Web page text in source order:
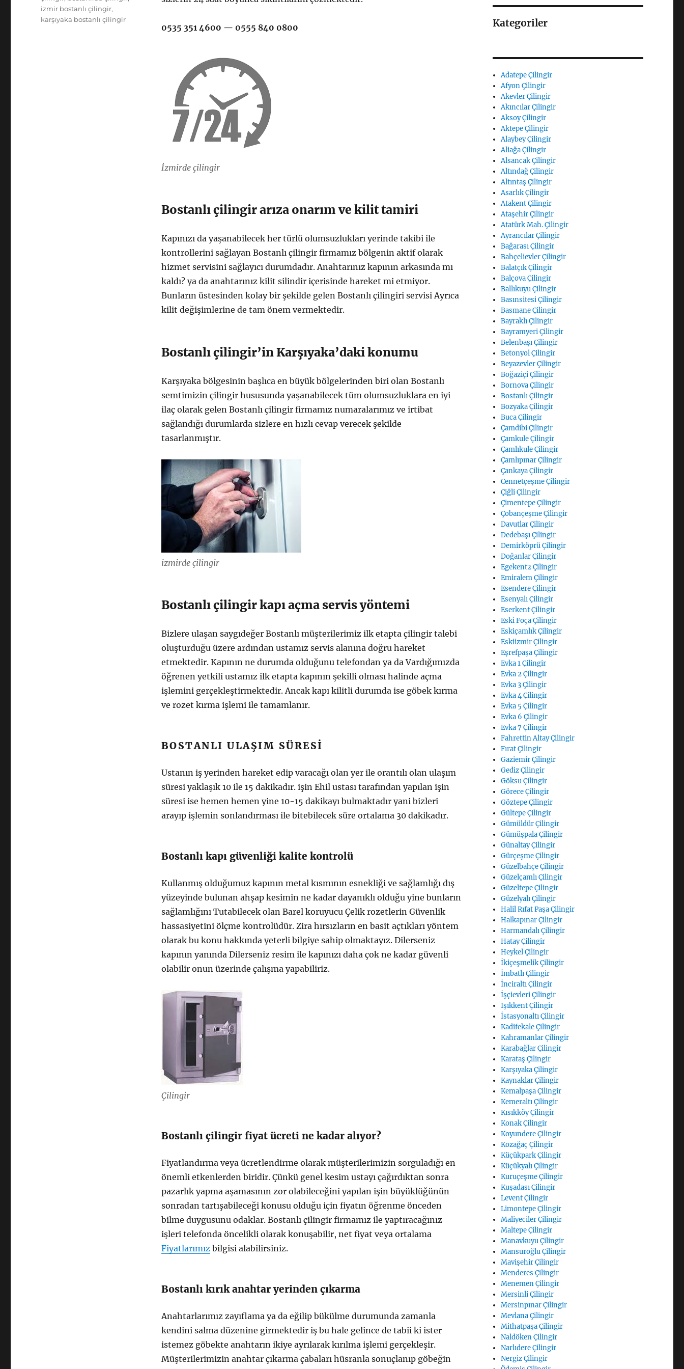
0535 351 4600 — 0555 840 0800
İzmirde çilingir
Bostanlı çilingir arıza onarım ve kilit tamiri
Kapınızı da yaşanabilecek her türlü olumsuzlukları yerinde takibi ile
kontrollerini sağlayan Bostanlı çilingir firmamız bölgenin aktif olarak
hizmet servisini sağlayıcı durumdadır. Anahtarınız kapının arkasında mı
kaldı? ya da anahtarınız kilit silindir içerisinde hareket mi etmiyor.
Bunların üstesinden kolay bir şekilde gelen Bostanlı çilingiri servisi Ayrıca
kilit değişimlerine de tam önem vermektedir.
Bostanlı çilingir’in Karşıyaka’daki konumu
Karşıyaka bölgesinin başlıca en büyük bölgelerinden biri olan Bostanlı
semtimizin çilingir hususunda yaşanabilecek tüm olumsuzluklara en iyi
ilaç olarak gelen Bostanlı çilingir firmamız numaralarımız ve irtibat
sağlandığı durumlarda sizlere en hızlı cevap verecek şekilde
tasarlanmıştır.
izmirde çilingir
Bostanlı çilingir kapı açma servis yöntemi
Bizlere ulaşan saygıdeğer Bostanlı müşterilerimiz ilk etapta çilingir talebi
oluşturduğu üzere ardından ustamız servis alanına doğru hareket
etmektedir. Kapının ne durumda olduğunu telefondan ya da Vardığımızda
öğrenen yetkili ustamız ilk etapta kapının şekilli olması halinde açma
işlemini gerçekleştirmektedir. Ancak kapı kilitli durumda ise göbek kırma
ve rozet kırma işlemi ile tamamlanır.
BOSTANLI ULAŞIM SÜRESI
Ustanın iş yerinden hareket edip varacağı olan yer ile orantılı olan ulaşım
süresi yaklaşık 10 ile 15 dakikadır. işin Ehil ustası tarafından yapılan işin
süresi ise hemen hemen yine 10-15 dakikayı bulmaktadır yani bizleri
arayıp işlemin sonlandırması ile bitebilecek süre ortalama 30 dakikadır.
Bostanlı kapı güvenliği kalite kontrolü
Kullanmış olduğumuz kapının metal kısmının esnekliği ve sağlamlığı dış
yüzeyinde bulunan ahşap kesimin ne kadar dayanıklı olduğu yine bunların
sağlamlığını Tutabilecek olan Barel koruyucu Çelik rozetlerin Güvenlik
hassasiyetini ölçme kontrolüdür. Zira hırsızların en basit açtıkları yöntem
olarak bu konu hakkında yeterli bilgiye sahip olmaktayız. Dilerseniz
kapının yanında Dilerseniz resim ile kapınızı daha çok ne kadar güvenli
olabilir onun üzerinde çalışma yapabiliriz.
Çilingir
Bostanlı çilingir fiyat ücreti ne kadar alıyor?
Fiyatlandırma veya ücretlendirme olarak müşterilerimizin sorguladığı en
önemli etkenlerden biridir. Çünkü genel kesim ustayı çağırdıktan sonra
pazarlık yapma aşamasının zor olabileceğini yapılan işin büyüklüğünün
sonradan tartışabileceği konusu olduğu için fiyatın öğrenme önceden
bilme duygusunu odaklar. Bostanlı çilingir firmamız ile yaptıracağınız
işleri telefonda öncelikli olarak konuşabilir, net fiyat veya ortalama
Fiyatlarımızbilgisi alabilirsiniz.
Bostanlı kırık anahtar yerinden çıkarma
Anahtarlarımız zayıflama ya da eğilip bükülme durumunda zamanla
kendini salma düzenine girmektedir iş bu hale gelince de tabii ki ister
istemez göbekte anahtarın ikiye ayrılarak kırılma işlemi gerçekleşir.
Müşterilerimizin anahtar çıkarma çabaları hüsranla sonuçlanıp göbeğin
izmir bostanlı çilingir,
karşıyaka bostanlı çilingir
Kategoriler
Adatepe Çilingir
Afyon Çilingir
Akevler Çilingir
Akıncılar Çilingir
Aksoy Çilingir
Aktepe Çilingir
Alaybey Çilingir
Aliağa Çilingir
Alsancak Çilingir
Altındağ Çilingir
Altıntaş Çilingir
Asarlık Çilingir
Atakent Çilingir
Ataşehir Çilingir
Atatürk Mah. Çilingir
Ayrancılar Çilingir
Bağarası Çilingir
Bahçelievler Çilingir
Balatçık Çilingir
Balçova Çilingir
Ballıkuyu Çilingir
Basınsitesi Çilingir
Basmane Çilingir
Bayraklı Çilingir
Bayramyeri Çilingir
Belenbaşı Çilingir
Betonyol Çilingir
Beyazevler Çilingir
Boğaziçi Çilingir
Bornova Çilingir
Bostanlı Çilingir
Bozyaka Çilingir
Buca Çilingir
Çamdibi Çilingir
Çamkule Çilingir
Çamlıkule Çilingir
Çamlıpınar Çilingir
Çankaya Çilingir
Cennetçeşme Çilingir
Çiğli Çilingir
Çimentepe Çilingir
Çobançeşme Çilingir
Davutlar Çilingir
Dedebaşı Çilingir
Demirköprü Çilingir
Doğanlar Çilingir
Egekent2 Çilingir
Emiralem Çilingir
Esendere Çilingir
Esenyalı Çilingir
Eserkent Çilingir
Eski Foça Çilingir
Eskiçamlık Çilingir
Eskiizmir Çilingir
Eşrefpaşa Çilingir
Evka 1 Çilingir
Evka 2 Çilingir
Evka 3 Çilingir
Evka 4 Çilingir
Evka 5 Çilingir
Evka 6 Çilingir
Evka 7 Çilingir
Fahrettin Altay Çilingir
Fırat Çilingir
Gaziemir Çilingir
Gediz Çilingir
Göksu Çilingir
Görece Çilingir
Göztepe Çilingir
Gültepe Çilingir
Gümüldür Çilingir
Gümüşpala Çilingir
Günaltay Çilingir
Gürçeşme Çilingir
Güzelbahçe Çilingir
Güzelçamlı Çilingir
Güzeltepe Çilingir
Güzelyalı Çilingir
Halil Rıfat Paşa Çilingir
Halkapınar Çilingir
Harmandalı Çilingir
Hatay Çilingir
Heykel Çilingir
İkiçeşmelik Çilingir
İmbatlı Çilingir
İnciraltı Çilingir
İşçievleri Çilingir
Işıkkent Çilingir
İstasyonaltı Çilingir
Kadifekale Çilingir
Kahramanlar Çilingir
Karabağlar Çilingir
Karataş Çilingir
Karşıyaka Çilingir
Kaynaklar Çilingir
Kemalpaşa Çilingir
Kemeraltı Çilingir
Kısıkköy Çilingir
Konak Çilingir
Koyundere Çilingir
Kozağaç Çilingir
Küçükpark Çilingir
Küçükyalı Çilingir
Kuruçeşme Çilingir
Kuşadası Çilingir
Levent Çilingir
Limontepe Çilingir
Maliyeciler Çilingir
Maltepe Çilingir
Manavkuyu Çilingir
Mansuroğlu Çilingir
Mavişehir Çilingir
Menderes Çilingir
Menemen Çilingir
Mersinli Çilingir
Mersinpınar Çilingir
Mevlana Çilingir
Mithatpaşa Çilingir
Naldöken Çilingir
Narlıdere Çilingir
Nergiz Çilingir